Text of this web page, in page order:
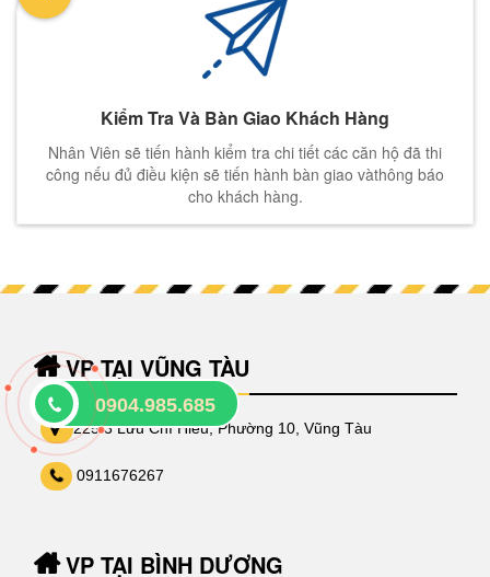
Kiểm Tra Và Bàn Giao Khách Hàng
Nhân Viên sẽ tiến hành kiểm tra chi tiết các căn hộ đã thi
công nếu đủ điều kiện sẽ tiến hành bàn giao vàthông báo
cho khách hàng.
VP TẠI VŨNG TÀU
225/3 Lưu Chí Hiếu, Phường 10, Vũng Tàu
0911676267
VP TẠI BÌNH DƯƠNG
0904.985.685